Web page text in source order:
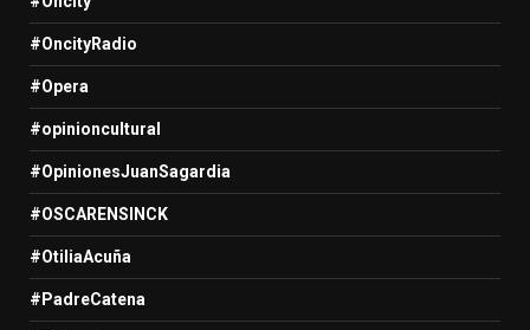
#OncityRadio
#Opera
#opinioncultural
#OpinionesJuanSagardia
#OSCARENSINCK
#OtiliaAcuña
#PadreCatena